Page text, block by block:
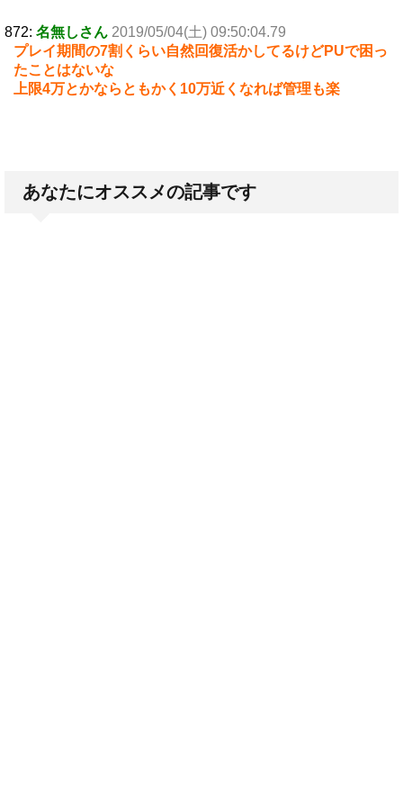
872: 名無しさん 2019/05/04(土) 09:50:04.79
プレイ期間の7割くらい自然回復活かしてるけどPUで困っ
たことはないな
上限4万とかならともかく10万近くなれば管理も楽
あなたにオススメの記事です